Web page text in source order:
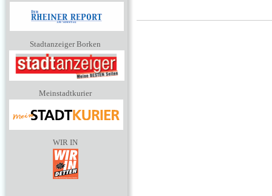
Stadtanzeiger Borken
Meinstadtkurier
WIR IN